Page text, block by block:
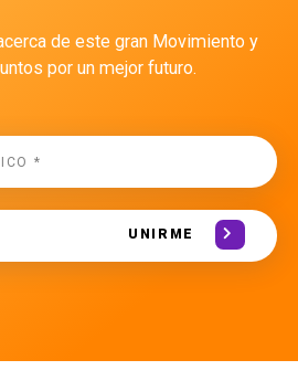
de este gran Movimiento y
por un mejor futuro.
UNIRME